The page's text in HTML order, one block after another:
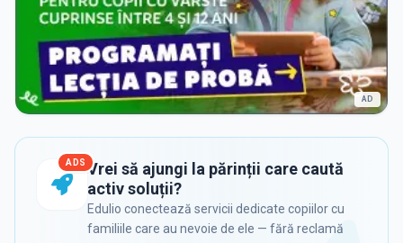
AD
ADS Vrei să ajungi la părinții care caută
activ soluții?
Edulio conectează servicii dedicate copiilor cu
familiile care au nevoie de ele — fără reclamă